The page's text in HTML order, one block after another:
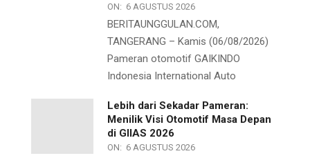
ON: 6 AGUSTUS 2026
BERITAUNGGULAN.COM,
TANGERANG – Kamis (06/08/2026)
Pameran otomotif GAIKINDO
Indonesia International Auto
Lebih dari Sekadar Pameran:
Menilik Visi Otomotif Masa Depan
di GIIAS 2026
ON: 6 AGUSTUS 2026